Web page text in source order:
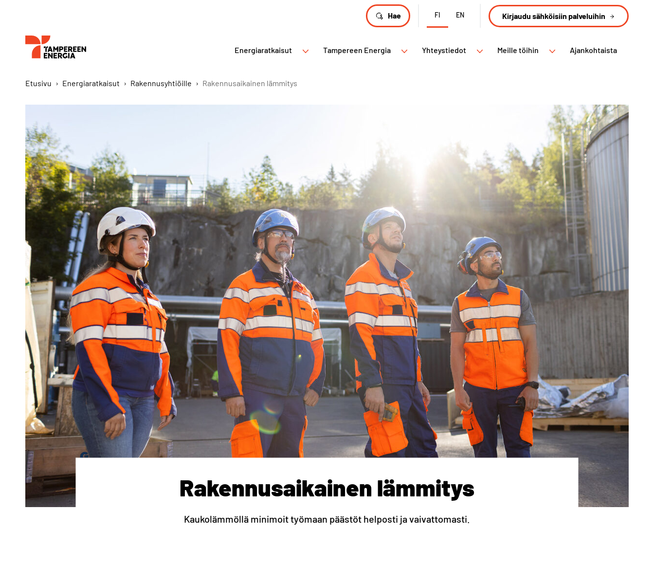
Hae FI EN Kirjaudu sähköisiin palveluihin
Energiaratkaisut Tampereen Energia Yhteystiedot Meille töihin Ajankohtaista
Etusivu › Energiaratkaisut › Rakennusyhtiöille › Rakennusaikainen lämmitys
Rakennusaikainen lämmitys
Kaukolämmöllä minimoit työmaan päästöt helposti ja vaivattomasti.